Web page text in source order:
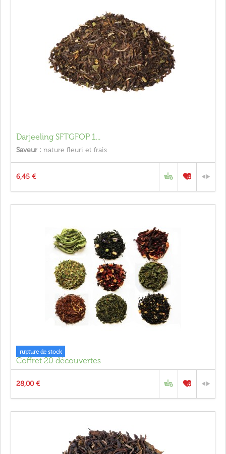
Darjeeling SFTGFOP 1...
Saveur : nature fleuri et frais
6,45 €
rupture de stock
Coffret 20 découvertes
28,00 €